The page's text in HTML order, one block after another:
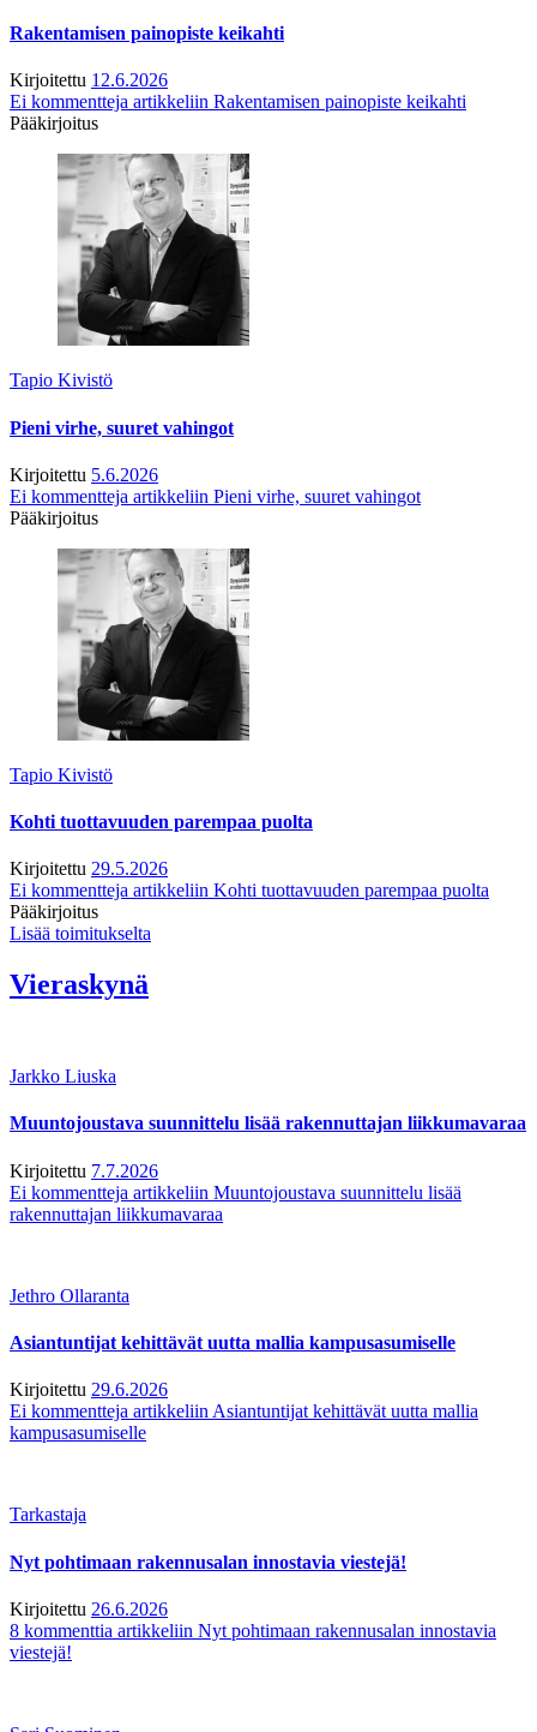
Rakentamisen painopiste keikahti
Kirjoitettu 12.6.2026
Ei kommentteja artikkeliin Rakentamisen painopiste keikahti
Pääkirjoitus
Tapio Kivistö
Pieni virhe, suuret vahingot
Kirjoitettu 5.6.2026
Ei kommentteja artikkeliin Pieni virhe, suuret vahingot
Pääkirjoitus
Tapio Kivistö
Kohti tuottavuuden parempaa puolta
Kirjoitettu 29.5.2026
Ei kommentteja artikkeliin Kohti tuottavuuden parempaa puolta
Pääkirjoitus
Lisää toimitukselta
Vieraskynä
Jarkko Liuska
Muuntojoustava suunnittelu lisää rakennuttajan liikkumavaraa
Kirjoitettu 7.7.2026
Ei kommentteja artikkeliin Muuntojoustava suunnittelu lisää
rakennuttajan liikkumavaraa
Jethro Ollaranta
Asiantuntijat kehittävät uutta mallia kampusasumiselle
Kirjoitettu 29.6.2026
Ei kommentteja artikkeliin Asiantuntijat kehittävät uutta mallia
kampusasumiselle
Tarkastaja
Nyt pohtimaan rakennusalan innostavia viestejä!
Kirjoitettu 26.6.2026
8 kommenttia artikkeliin Nyt pohtimaan rakennusalan innostavia
viestejä!